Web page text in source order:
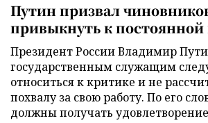
Путин призвал
привыкнуть к постоянной
Президент России Владимир
государственным служащим
относиться к критике и не
похвалу за свою работу. По его
должны получать